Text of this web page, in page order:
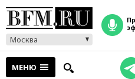
Москва
прямой
МЕНЮ